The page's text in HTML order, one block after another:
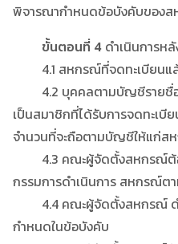
พิจารณากำหนดข้อบังคับของส
ขั้นตอนที่ 4 ดำเนินการห
4.1 สหกรณ์ที่จดทะเบียนแ
4.2 บุคคลตามบัญชีรายชื่อ
เป็นสมาชิกที่ได้รับการจดทะเบี
จำนวนที่จะถือตามบัญชีให้แก่ส
4.3 คณะผู้จัดตั้งสหกรณ์ต้อ
กรรมการดำเนินการ สหกรณ์ต
4.4 คณะผู้จัดตั้งสหกรณ์ ด
กำหนดในข้อบังคับ